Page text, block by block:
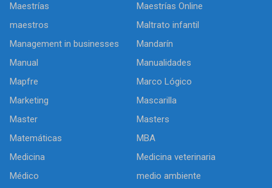
Maestrías
Maestrías Online
maestros
Maltrato infantil
Management in businesses
Mandarín
Manual
Manualidades
Mapfre
Marco Lógico
Marketing
Mascarilla
Master
Masters
Matemáticas
MBA
Medicina
Medicina veterinaria
Médico
medio ambiente